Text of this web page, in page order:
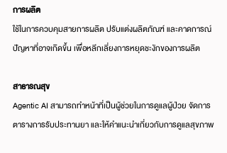
การผลิต
ใช้ในการควบคุมสายการผลิต ปรับแต่งผลิตภัณฑ์ และคาดการณ์
ปัญหาที่อาจเกิดขึ้น เพื่อหลีกเลี่ยงการหยุดชะงักของการผลิต
สาธารณสุข
Agentic AI สามารถทำหน้าที่เป็นผู้ช่วยในการดูแลผู้ป่วย จัดการ
ตารางการรับประทานยา และให้คำแนะนำเกี่ยวกับการดูแลสุขภาพ